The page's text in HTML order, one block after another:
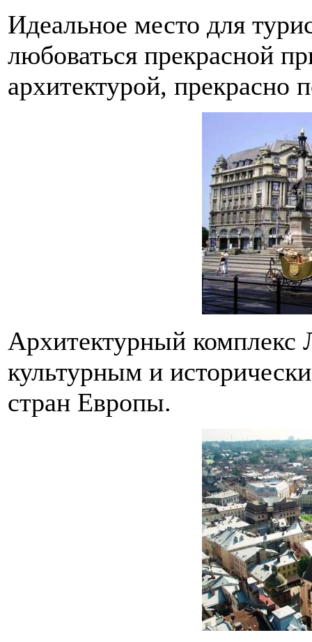
Идеальное место для
любоваться прекрасной
архитектурой, прекрасно
Архитектурный комплекс
культурным и
стран Европы.